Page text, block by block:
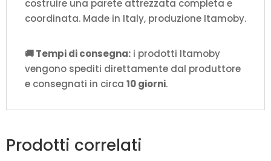
costruire una parete attrezzata completa e
coordinata. Made in Italy, produzione Itamoby.
🚚 Tempi di consegna: i prodotti Itamoby
vengono spediti direttamente dal produttore
e consegnati in circa 10 giorni.
Prodotti correlati